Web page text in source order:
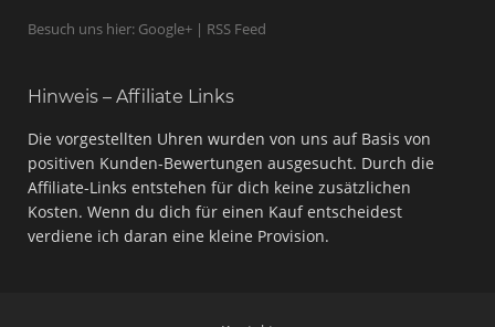
Besuch uns hier: Google+ | RSS Feed
Hinweis – Affiliate Links
Die vorgestellten Uhren wurden von uns auf Basis von
positiven Kunden-Bewertungen ausgesucht. Durch die
Affiliate-Links entstehen für dich keine zusätzlichen
Kosten. Wenn du dich für einen Kauf entscheidest
verdiene ich daran eine kleine Provision.